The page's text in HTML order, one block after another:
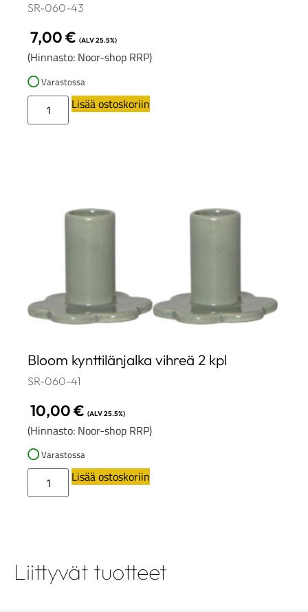
SR-060-43
7,00€ (ALV 25.5%)
(Hinnasto: Noor-shop RRP)
Varastossa
Lisää ostoskoriin
Bloom kynttilänjalka vihreä 2 kpl
SR-060-41
10,00€ (ALV 25.5%)
(Hinnasto: Noor-shop RRP)
Varastossa
Lisää ostoskoriin
Liittyvät tuotteet